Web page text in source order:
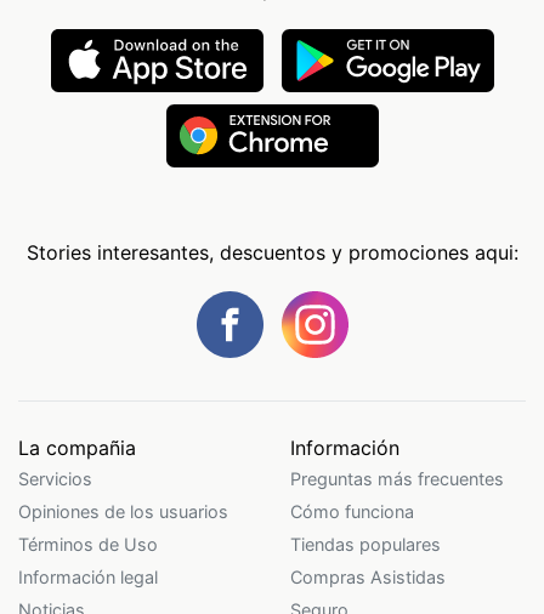
Stories interesantes, descuentos y promociones aqui:
La compañia
Servicios
Opiniones de los usuarios
Términos de Uso
Información legal
Información
Preguntas más frecuentes
Cómo funciona
Tiendas populares
Compras Asistidas